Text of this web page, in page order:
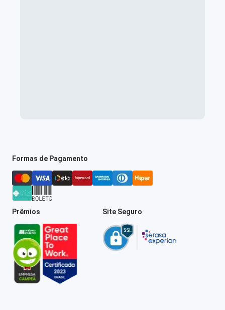
Formas de Pagamento
Prêmios Site Seguro